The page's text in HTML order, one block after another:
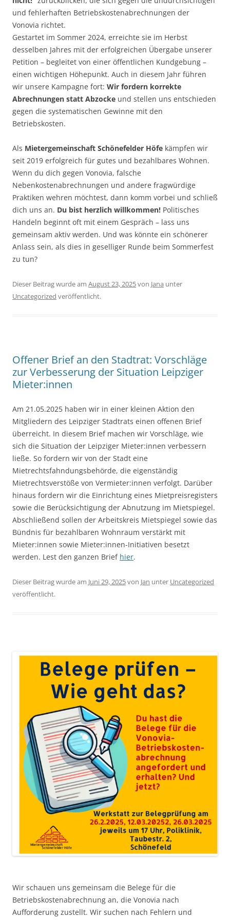
und fehlerhaften Betriebskostenabrechnungen der
Vonovia richtet.
Gestartet im Sommer 2024, erreichte sie im Herbst
desselben Jahres mit der erfolgreichen Übergabe unserer
Petition – begleitet von einer öffentlichen Kundgebung –
einen wichtigen Höhepunkt. Auch in diesem Jahr führen
wir unsere Kampagne fort: Wir fordern korrekte
Abrechnungen statt Abzocke und stellen uns entschieden
gegen die systematischen Gewinne mit den
Betriebskosten.
Als Mietergemeinschaft Schönefelder Höfe kämpfen wir
seit 2019 erfolgreich für gutes und bezahlbares Wohnen.
Wenn du dich gegen Vonovia, falsche
Nebenkostenabrechnungen und andere fragwürdige
Praktiken wehren möchtest, dann komm vorbei und schließ
dich uns an. Du bist herzlich willkommen! Politisches
Handeln beginnt oft mit einem Gespräch – lass uns
gemeinsam aktiv werden. Und was könnte ein schönerer
Anlass sein, als dies in geselliger Runde beim Sommerfest
zu tun?
Dieser Beitrag wurde am August 23, 2025von Jana unter
Uncategorized veröffentlicht.
Offener Brief an den Stadtrat: Vorschläge
zur Verbesserung der Situation Leipziger
Mieter:innen
Am 21.05.2025 haben wir in einer kleinen Aktion den
Mitgliedern des Leipziger Stadtrats einen offenen Brief
überreicht. In diesem Brief machen wir Vorschläge, wie
sich die Situation der Leipziger Mieter:innen verbessern
ließe. So fordern wir von der Stadt eine
Mietrechtsfahndungsbehörde, die eigenständig
Mietrechtsverstöße von Vermieter:innen verfolgt. Darüber
hinaus fordern wir die Einrichtung eines Mietpreisregisters
sowie die Berücksichtigung der Abnutzung im Mietspiegel.
Abschließend sollen der Arbeitskreis Mietspiegel sowie das
Bündnis für bezahlbaren Wohnraum verstärkt mit
Mieter:innen sowie Mieter:innen-Initiativen besetzt
werden. Lest den ganzen Brief hier.
Dieser Beitrag wurde am Juni 29, 2025von Jan unter Uncategorized
veröffentlicht.
Wir schauen uns gemeinsam die Belege für die
Betriebskostenabrechnung an, die Vonovia nach
Aufforderung zustellt. Wir suchen nach Fehlern und